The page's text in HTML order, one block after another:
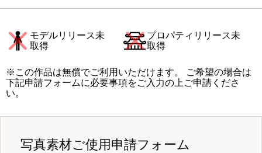
モデルリリース未
取得
プロパティリリース未
取得
※この作品は無償でご利用いただけます。 ご希望の場合は
下記申請フォームに必要事項をご入力の上ご申請くださ
い。
写真素材ご使用申請フォーム